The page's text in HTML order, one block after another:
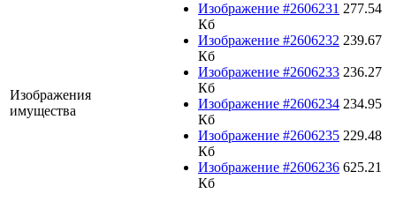
Изображения
имущества
Изображение #2606231 277.54
Кб
Изображение #2606232 239.67
Кб
Изображение #2606233 236.27
Кб
Изображение #2606234 234.95
Кб
Изображение #2606235 229.48
Кб
Изображение #2606236 625.21
Кб